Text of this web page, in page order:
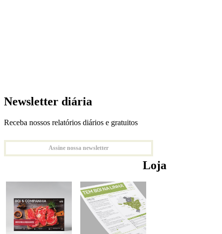
Newsletter diária
Receba nossos relatórios diários e gratuitos
Assine nossa newsletter
Loja